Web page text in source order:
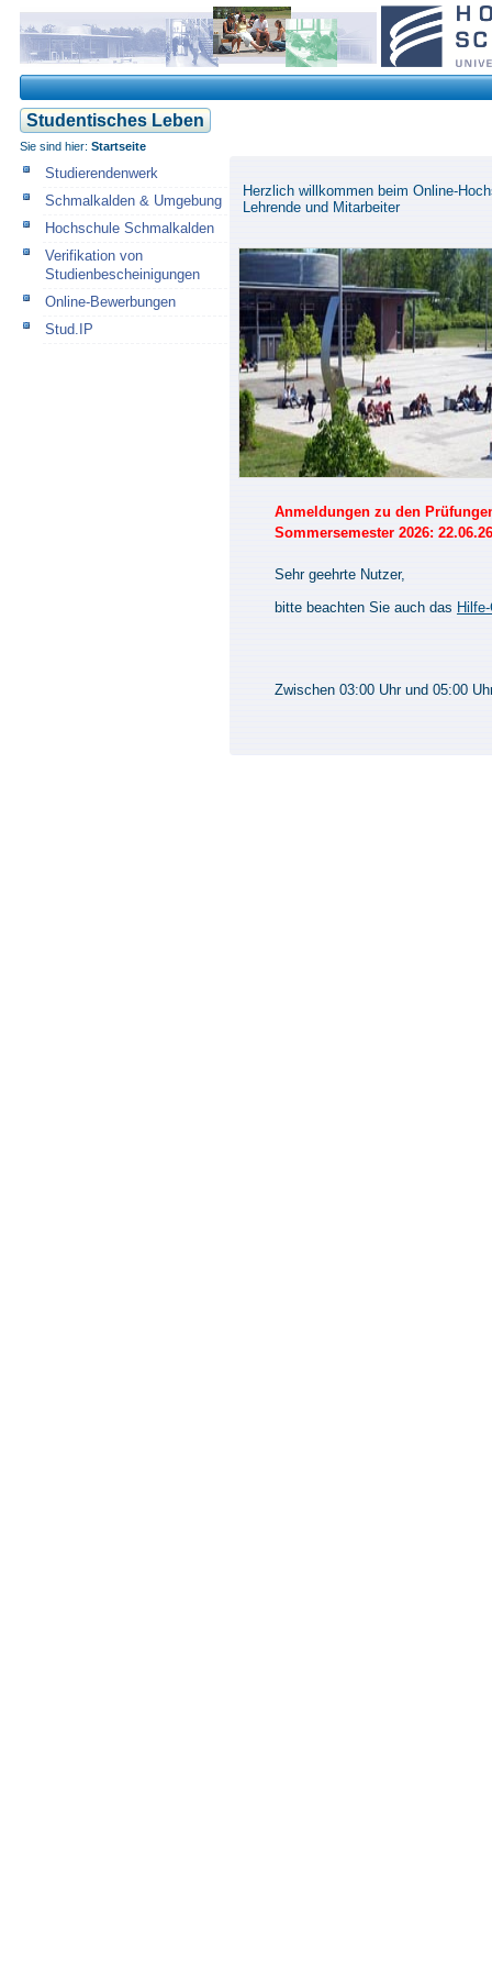
Studentisches Leben
Sie sind hier: Startseite
Studierendenwerk
Schmalkalden & Umgebung
Hochschule Schmalkalden
Verifikation von
Studienbescheinigungen
Online-Bewerbungen
Stud.IP
Herzlich willkommen beim Online-
Lehrende und Mitarbeiter
Anmeldungen zu den
Sommersemester 2026:
Sehr geehrte Nutzer,
bitte beachten Sie auch das
Zwischen 03:00 Uhr und 05:00